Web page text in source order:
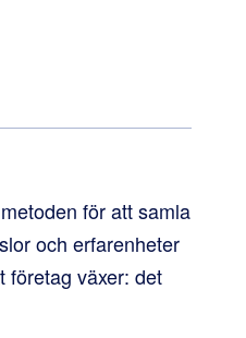
för att samla
och erfarenheter
företag växer: det